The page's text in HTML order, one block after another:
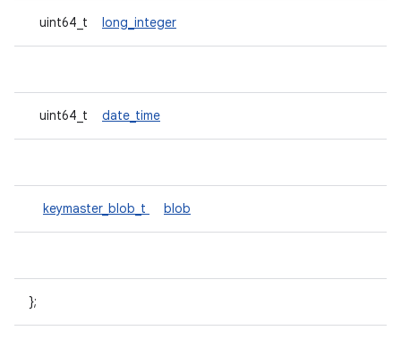
uint64_t long_integer
uint64_t date_time
keymaster_blob_t blob
};